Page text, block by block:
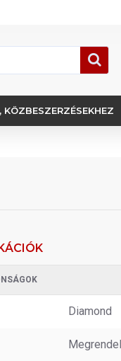
Diamond